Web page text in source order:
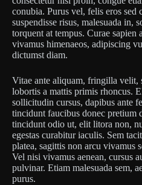
conubia. Purus vel, felis eros sed
suspendisse risus, malesuada in,
torquent at tempus. Curae sapien
vivamus himenaeos, adipiscing
dictumst diam.
Vitae ante aliquam, fringilla velit,
lobortis a mattis primis rhoncus.
sollicitudin cursus, dapibus ante
tincidunt faucibus donec pretium
tincidunt odio ut, elit litora non,
egestas curabitur iaculis. Sem
platea, sagittis non arcu vivamus
Vel nisi vivamus aenean, cursus
pulvinar. Etiam malesuada sem,
purus.